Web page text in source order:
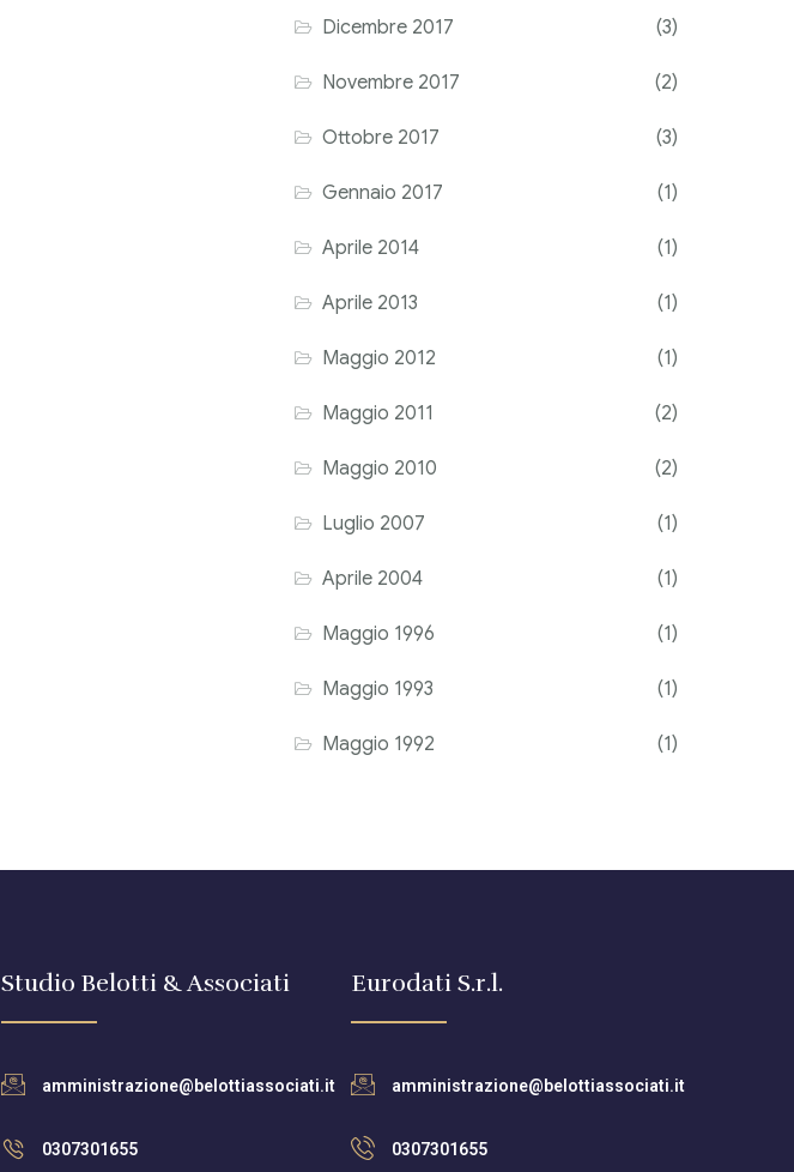
Dicembre 2017 (3)
Novembre 2017 (2)
Ottobre 2017 (3)
Gennaio 2017 (1)
Aprile 2014 (1)
Aprile 2013 (1)
Maggio 2012 (1)
Maggio 2011 (2)
Maggio 2010 (2)
Luglio 2007 (1)
Aprile 2004 (1)
Maggio 1996 (1)
Maggio 1993 (1)
Maggio 1992 (1)
Studio Belotti & Associati
amministrazione@belottiassociati.it
0307301655
Eurodati S.r.l.
amministrazione@belottiassociati.it
0307301655